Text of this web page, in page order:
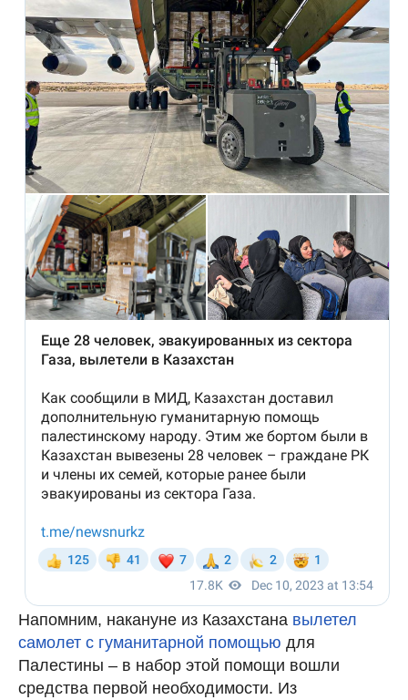
Напомним, накануне из Казахстана вылетел
самолет с гуманитарной помощью для
Палестины – в набор этой помощи вошли
средства первой необходимости. Из